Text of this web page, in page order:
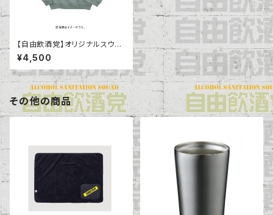
【自由飲酒党】オリジナルスウェ
ット〈スモーキーグリーン〉
¥4,500
その他の商品